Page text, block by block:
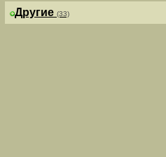
Другие (33)